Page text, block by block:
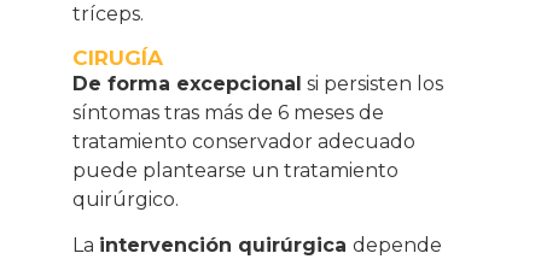
tríceps.
CIRUGÍA
De forma excepcional si persisten los
síntomas tras más de 6 meses de
tratamiento conservador adecuado
puede plantearse un tratamiento
quirúrgico.
La intervención quirúrgica depende